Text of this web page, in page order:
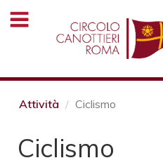
Salta
Attività Ciclismo
Ciclismo